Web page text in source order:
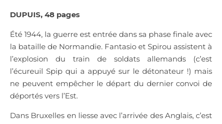
DUPUIS, 48 pages
Été 1944, la guerre est entrée dans sa phase finale avec
la bataille de Normandie. Fantasio et Spirou assistent à
l’explosion du train de soldats allemands (c’est
l’écureuil Spip qui a appuyé sur le détonateur !) mais
ne peuvent empêcher le départ du dernier convoi de
déportés vers l’Est.
Dans Bruxelles en liesse avec l’arrivée des Anglais, c’est